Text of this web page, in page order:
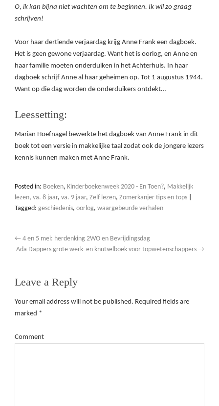
O, ik kan bijna niet wachten om te beginnen. Ik wil zo graag
schrijven!
Voor haar dertiende verjaardag krijg Anne Frank een dagboek.
Het is geen gewone verjaardag. Want het is oorlog, en Anne en
haar familie moeten onderduiken in het Achterhuis. In haar
dagboek schrijf Anne al haar geheimen op. Tot 1 augustus 1944.
Want op die dag worden de onderduikers ontdekt…
Leessetting:
Marian Hoefnagel bewerkte het dagboek van Anne Frank in dit
boek tot een versie in makkelijke taal zodat ook de jongere lezers
kennis kunnen maken met Anne Frank.
Posted in: Boeken, Kinderboekenweek 2020 - En Toen?, Makkelijk
lezen, va. 8 jaar, va. 9 jaar, Zelf lezen, Zomerkanjer tips en tops
Tagged: geschiedenis, oorlog, waargebeurde verhalen
← 4 en 5 mei: herdenking 2WO en Bevrijdingsdag
Ada Dappers grote werk- en knutselboek voor topwetenschappers →
Leave a Reply
Your email address will not be published. Required fields are
marked *
Comment